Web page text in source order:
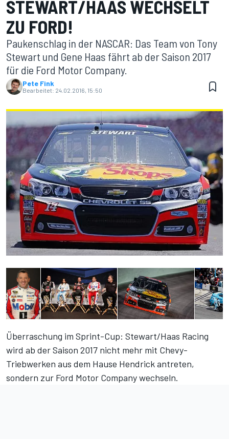
STEWART/HAAS WECHSELT
ZU FORD!
Paukenschlag in der NASCAR: Das Team von Tony
Stewart und Gene Haas fährt ab der Saison 2017
für die Ford Motor Company.
Pete Fink
Bearbeitet: 24.02.2016, 15:50
Überraschung im Sprint-Cup: Stewart/Haas Racing
wird ab der Saison 2017 nicht mehr mit Chevy-
Triebwerken aus dem Hause Hendrick antreten,
sondern zur Ford Motor Company wechseln.